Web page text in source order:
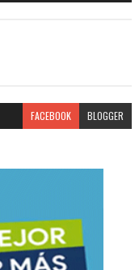
FACEBOOK BLOGGER